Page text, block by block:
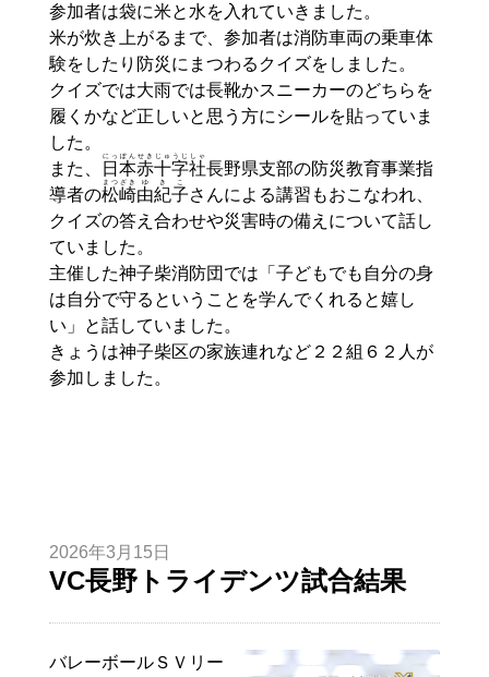
参加者は袋に米と水を入れていきました。
米が炊き上がるまで、参加者は消防車両の乗車体
験をしたり防災にまつわるクイズをしました。
クイズでは大雨では長靴かスニーカーのどちらを
履くかなど正しいと思う方にシールを貼っていま
した。
また、
日本
にっぽん
赤十字
せきじゅうじ
社
しゃ
長野県支部の防災教育事業指
導者の松崎
まつざき
由紀子
ゆきこ
さんによる講習もおこなわれ、
クイズの答え合わせや災害時の備えについて話し
ていました。
主催した神子柴消防団では「子どもでも自分の身
は自分で守るということを学んでくれると嬉し
い」と話していました。
きょうは神子柴区の家族連れなど２２組６２人が
参加しました。
2026年3月15日
VC長野トライデンツ試合結果
バレーボールＳＶリー